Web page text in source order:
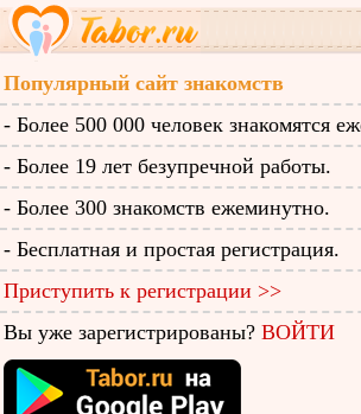
Популярный сайт знакомств
- Более 500 000 человек знакомятся
- Более 19 лет безупречной работы.
- Более 300 знакомств ежеминутно.
- Бесплатная и простая регистрация.
Приступить к регистрации >>
Вы уже зарегистрированы? ВОЙТИ